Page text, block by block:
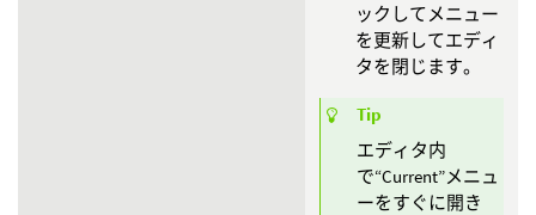
ックしてメニュー
を更新してエディ
タを閉じます。
Tip
エディタ内
で“Current”メニュ
ーをすぐに開き